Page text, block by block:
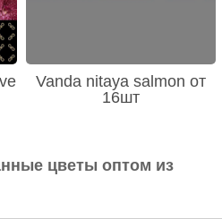
Vanda nitaya salmon от
16шт
цветы оптом из